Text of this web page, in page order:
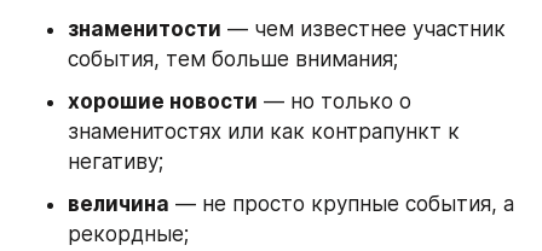
знаменитости — чем известнее участник
события, тем больше внимания;
хорошие новости — но только о
знаменитостях или как контрапункт к
негативу;
величина — не просто крупные события, а
рекордные;